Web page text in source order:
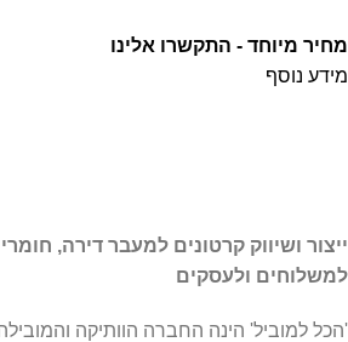
מחיר מיוחד - התקשרו אלינו
מידע נוסף
ייצור ושיווק קרטונים למעבר דירה,
למשלוחים ולעסקים
'הכל למוביל' הינה החברה הוותיקה והמובילה